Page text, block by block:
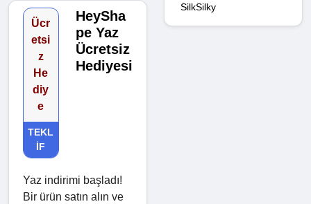
Ücr
etsi
z
He
diy
e
TEKL
IF
HeySha
pe Yaz
Ücretsiz
Hediyesi
Yaz indirimi başladı!
Bir ürün satın alın ve
SilkSilky